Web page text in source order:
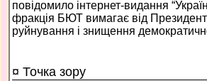
повідомило інтернет-видання
фракція БЮТ вимагає від
руйнування і знищення
¤ Точка зору